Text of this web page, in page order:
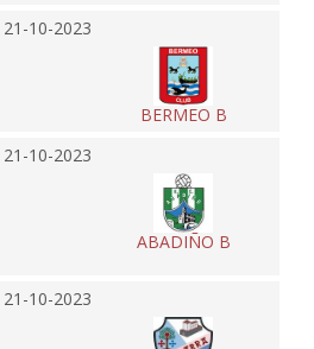
21-10-2023
BERMEO B
21-10-2023
ABADIÑO B
21-10-2023